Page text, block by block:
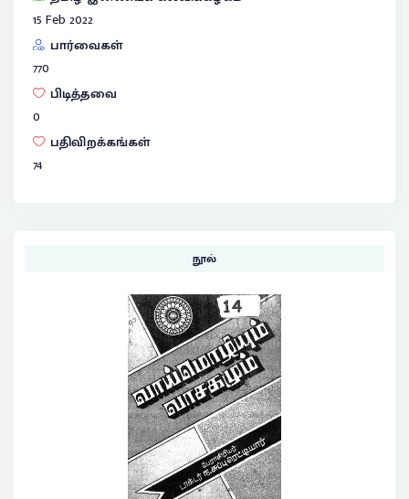
15 Feb 2022
பார்வைகள்
770
பிடித்தவை
0
பதிவிறக்கங்கள்
74
நூல்